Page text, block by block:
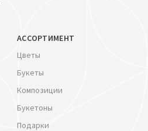
АССОРТИМЕНТ
Цветы
Букеты
Композиции
Букетоны
Подарки